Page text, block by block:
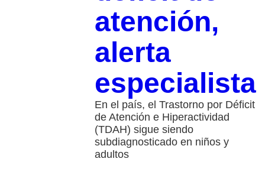
atención,
alerta
especialista
En el país, el Trastorno por Déficit
de Atención e Hiperactividad
(TDAH) sigue siendo
subdiagnosticado en niños y
adultos